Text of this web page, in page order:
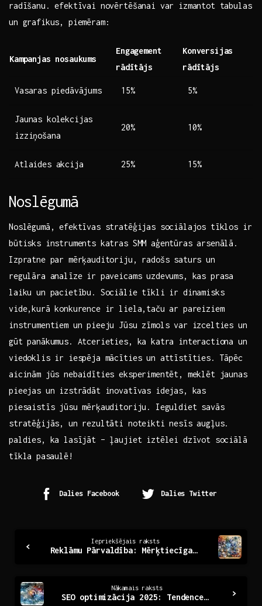
radīšanu. efektīvai novērtēšanai ​var izmantot tabulas
un grafikus,‍ piemēram:
Kampanjas nosaukums
Engagement
rādītājs
Konversijas
rādītājs
Vasaras⁣ piedāvājums 15% 5%
Jaunas kolekcijas
izziņošana
20% 10%
Atlaides akcija 25% 15%
Noslēgumā
Noslēgumā, efektīvas stratēģijas sociālajos‍ tīklos ir
būtisks instruments katras SMM aģentūras​ arsenālā.
Izpratne par mērķauditoriju, ‌radošs saturs un
regulāra analīze ir ‍paveicams uzdevums, kas prasa
laiku un pacietību. Sociālie tīkli ir dinamisks
‌vide,kurā konkurence ir liela,taču ar pareiziem
instrumentiem un pieeju ‌Jūsu zīmols ​var izcelties un
gūt panākumus. Atcerieties, ‍ka ‍katra interactiona ​un
viedoklis ir ‍iespēja mācīties un attīstīties. ⁤Tāpēc
aicinām jūs ‍nebaidīties eksperimentēt, meklēt jaunas
pieejas un izstrādāt inovatīvas idejas, kas
piesaistīs jūsu‌ mērķauditoriju. Ieguldiet savās
stratēģijās, un rezultāti noteikti nesīs augļus.
paldies, ka lasījāt – ļaujiet iztēlei dzīvot sociālā ​
tīkla⁣ pasaulē!
Dalies Facebook Dalies Twitter
Reading
Iepriekšējais raksts
Reklāmu Pārvaldība: Mērķtiecīgas Stratēģijas Efektivitātei
Nākamais raksts
SEO optimizācija 2025: Tendences un izaicinājumi nākotnē